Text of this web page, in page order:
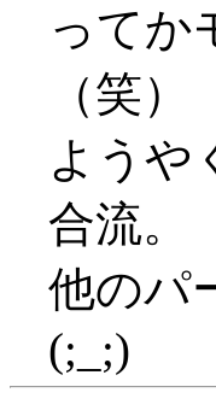
ってか
（笑）
ようや
合流。
他のパ
(;_;)